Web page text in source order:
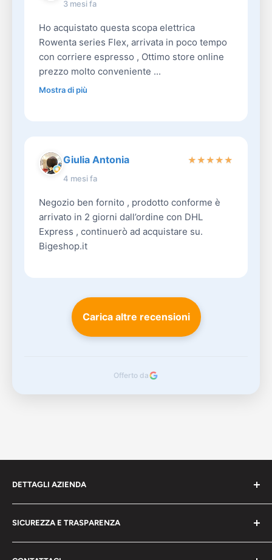
3 mesi fa
Ho acquistato questa scopa elettrica
Rowenta series Flex, arrivata in poco tempo
con corriere espresso , Ottimo store online
prezzo molto conveniente ...
Mostra di più
Giulia Antonia
4 mesi fa
★★★★★
Negozio ben fornito , prodotto conforme è
arrivato in 2 giorni dall’ordine con DHL
Express , continuerò ad acquistare su.
Bigeshop.it
Carica altre recensioni
Offerto da
DETTAGLI AZIENDA
DITTA INDIVIDUALE
SICUREZZA E TRASPARENZA
Chi siamo